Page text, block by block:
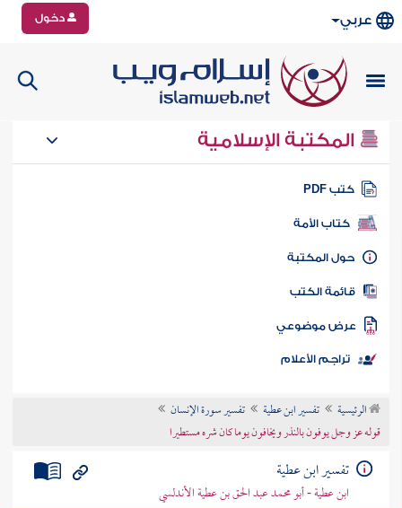
عربي دخول
المكتبة الإسلامية
كتب PDF
كتاب الأمة
المكتبة
الكتب
موضوعي
تراجم الأعلام
الرئيسية تفسير ابن عطية
تفسير سورة الإنسان
قوله عز وجل يوفون بالنذر ويخافون يوما كان شره مستطيرا
تفسير ابن عطية
ابن عطية - أبو محمد عبد الحق بن عطية الأندلسي